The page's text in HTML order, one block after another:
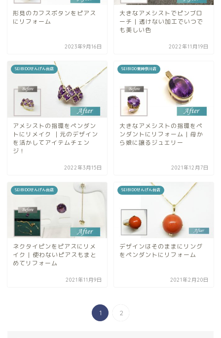
形見のカフスボタンをピアス
にリフォーム
2023年9月16日
大きなアメシストでピンブロ
ーチ | 透けない加工でいつで
も美しい色
2022年11月19日
SEIBIDOせんげん台店
アメシストの指環をペンダン
トにリメイク ｜元のデザイン
を活かしてアイテムチェン
ジ！
2022年3月15日
SEIBIDO東神奈川店
大きなアメシストの指環をペ
ンダントにリフォーム | 母か
ら娘に譲るジュエリー
2021年12月7日
SEIBIDOせんげん台店
ネクタイピンをピアスにリメ
イク | 使わないピアスもまと
めてリフォーム
2021年11月9日
SEIBIDOせんげん台店
デザインはそのままにリング
をペンダントにリフォーム
2021年2月20日
1 2